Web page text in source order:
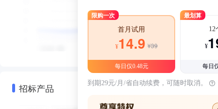
招标产品
限购一次
首月试用
¥14.9 ¥39
每日仅0.48元
最划算
12
¥
每日
到期29元/月/省自动续费，可随时取消。